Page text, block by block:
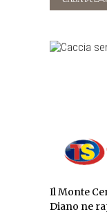
Il Monte
Diano ne